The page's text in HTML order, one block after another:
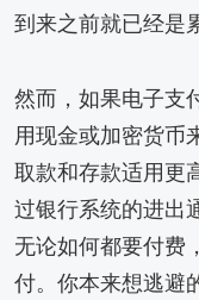
到来之前就已经是
然而，如果电子支
用现金或加密货币
取款和存款适用更
过银行系统的进出
无论如何都要付费
付。你本来想逃避